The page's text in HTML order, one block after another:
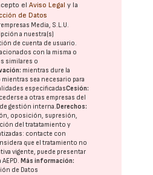
elAviso Legal y la
de Datos
Media, S.L.U.
a nuestra(s)
de cuenta de usuario.
con la misma o
similares o
mientras dure la
sea necesario para
especificadasCesión:
a otras empresas del
gestión interna. Derechos:
oposición, supresión,
del tratatamiento y
contacte con
que el tratamiento no
vigente, puede presentar
AEPD. Más información:
de Datos